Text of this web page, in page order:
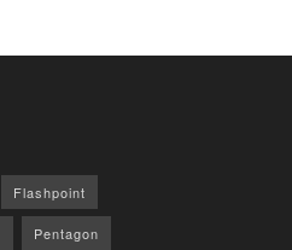
Flashpoint
Pentagon